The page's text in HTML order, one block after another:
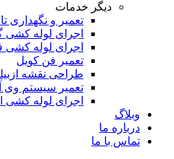
دیگر خدمات
تعمیر و نگهداری
اجرای لوله کشی
اجرای لوله کشی
تعمیر فن کویل
طراحی نقشه
تعمیر سیستم وی
اجرای لوله کشی
وبلاگ
درباره ما
تماس با ما